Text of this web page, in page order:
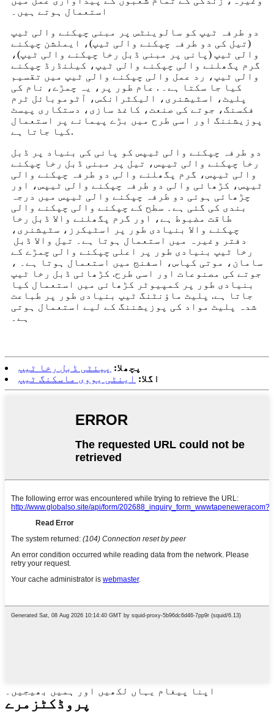
استعمال ہوتے ہیں۔
دو طرفہ ٹیپ کو سالوینٹس پر مبنی چپکنے والی ٹیپ
(تیل کی دو طرفہ چپکنے والی ٹیپ)، ایملشن چپکنے
والی ٹیپ (پانی پر مبنی ڈبل رخا چپکنے والی ٹیپ)،
گرم پگھلنے والی چپکنے والی ٹیپ، کیلنڈرڈ چپکنے
والی ٹیپ، رد عمل والی چپکنے والی ٹیپ میں تقسیم
کیا جا سکتا ہے۔ . عام طور پر، یہ چمڑے، نام کی
پلیٹ، اسٹیشنری، الیکٹرانکس، آٹوموبائل ٹرم
فکسنگ، جوتے کی صنعت، کاغذ سازی، دستکاری پیسٹ
پوزیشننگ اور اسی طرح میں بڑے پیمانے پر استعمال
کیا جاتا ہے.
دو طرفہ چپکنے والی ٹیپس کو پانی کی بنیاد پر ڈبل
رخا چپکنے والی ٹیپس، تیل پر مبنی ڈبل رخا چپکنے
والی ٹیپس، گرم پگھلنے والی دو طرفہ چپکنے والی
ٹیپس، کڑھائی والی دو طرفہ چپکنے والی ٹیپس، اور
چڑھائی ہوئی دو طرفہ چپکنے والی ٹیپس میں درجہ
بندی کی گئی ہے۔ سطح کے چپکنے والی چپکنے والی
طاقت مضبوط ہے، اور گرم پگھلنے والا ڈبل ​​رخا
چپکنے والا بنیادی طور پر اسٹیکرز، سٹیشنری،
دفتر وغیرہ میں استعمال ہوتا ہے۔ تیل والا ڈبل ​​
رخا ٹیپ بنیادی طور پر اعلی چپکنے والی چمڑے کے
سامان، موتی کپاس، اسفنج میں استعمال ہوتا ہے۔ ،
جوتے کی مصنوعات اور اسی طرح. کڑھائی ڈبل رخا ٹیپ
بنیادی طور پر کمپیوٹر کڑھائی میں استعمال کیا
جاتا ہے. پلیٹ ماؤنٹنگ ٹیپ بنیادی طور پر طباعت
شدہ پلیٹ مواد کی پوزیشننگ کے لیے استعمال ہوتی
ہے۔
پچھلا: پیئٹی ڈبل رخا ٹیپ
اگلا: اینٹی یووی ماسکنگ ٹیپ
اپنا پیغام یہاں لکھیں اور ہمیں بھیجیں۔
پروڈکٹزمرے